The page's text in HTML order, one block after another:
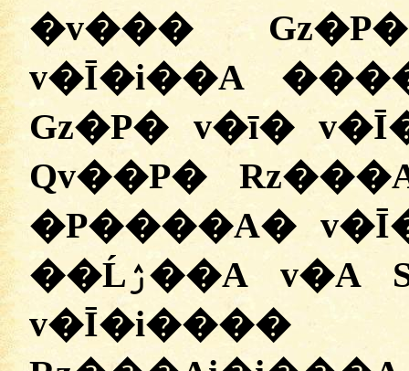
�v���
v�Ī�i��A
Gz�P� v�ī�
Qv��P�
�P����A�
��Ĺۯ��A v�A S�A��� e�Ai�i� D�